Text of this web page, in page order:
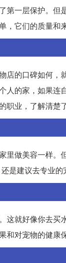
一层保护。但
它们的质量和
的口碑如何
的家，如果
业，了解清楚
做美容一样。
是建议去专业的
就好像你去买
对宠物的健康保